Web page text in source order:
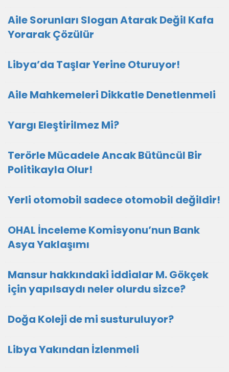
Aile Sorunları Slogan Atarak Değil Kafa
Yorarak Çözülür
Libya’da Taşlar Yerine Oturuyor!
Aile Mahkemeleri Dikkatle Denetlenmeli
Yargı Eleştirilmez Mi?
Terörle Mücadele Ancak Bütüncül Bir
Politikayla Olur!
Yerli otomobil sadece otomobil değildir!
OHAL İnceleme Komisyonu’nun Bank
Asya Yaklaşımı
Mansur hakkındaki iddialar M. Gökçek
için yapılsaydı neler olurdu sizce?
Doğa Koleji de mi susturuluyor?
Libya Yakından İzlenmeli